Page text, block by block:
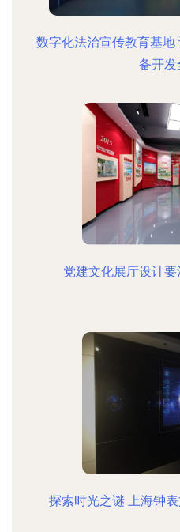
数字化法治宣传教育基
备开发
党建文化展厅设计
探索时光之谜 上海钟